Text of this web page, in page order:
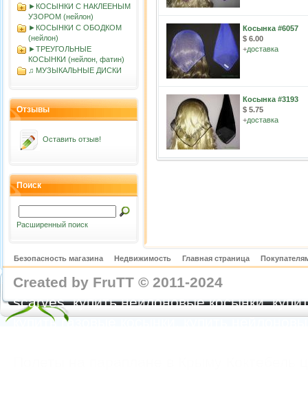
►КОСЫНКИ С НАКЛЕЕНЫМ
УЗОРОМ (нейлон)
►КОСЫНКИ С ОБОДКОМ
(нейлон)
►ТРЕУГОЛЬНЫЕ
КОСЫНКИ (нейлон, фатин)
♫ МУЗЫКАЛЬНЫЕ ДИСКИ
Отзывы
Оставить отзыв!
Поиск
Расширенный поиск
Косынка #6057
$ 6.00
+доставка
Косынка #3193
$ 5.75
+доставка
Безопасность магазина Недвижимость Главная страница
Created by FruTT © 2011-2024
scarves, купить нейлоновые косынки,
купить газовые косынки, купить